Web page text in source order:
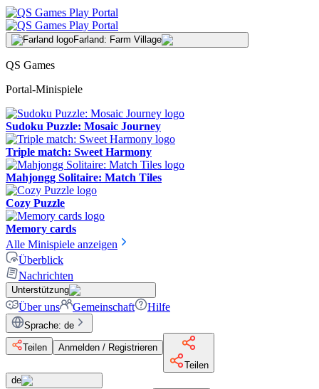
Farland: Farm Village
QS Games
Portal-Minispiele
Sudoku Puzzle: Mosaic Journey
Triple match: Sweet Harmony
Mahjongg Solitaire: Match Tiles
Cozy Puzzle
Memory cards
Alle Minispiele anzeigen
Überblick
Nachrichten
Unterstützung
Über uns Gemeinschaft Hilfe
Sprache: de
Teilen
Anmelden / Registrieren
Teilen
de